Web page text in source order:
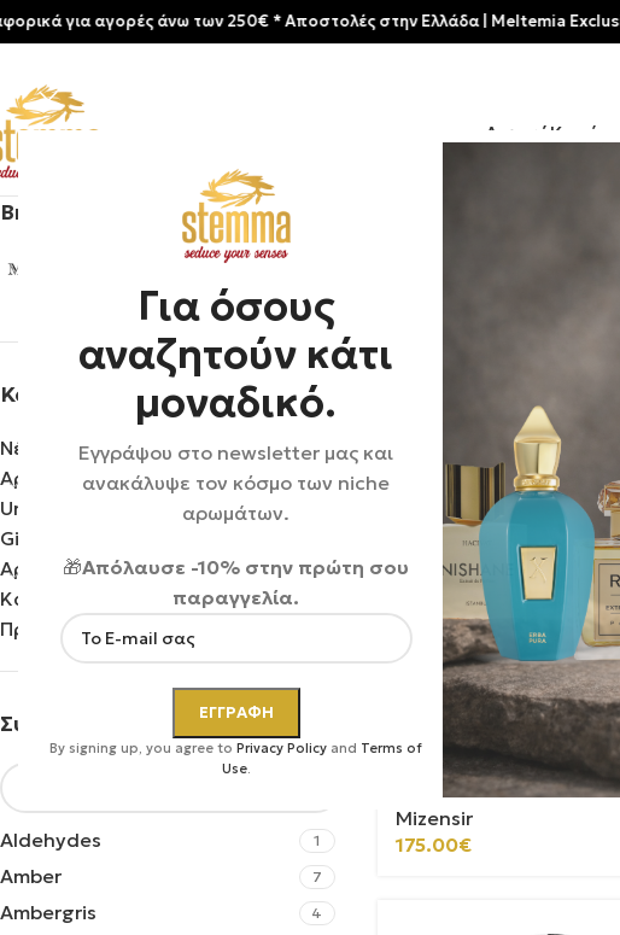
Για όσους
αναζητούν κάτι
μοναδικό.
Εγγράψου στο newsletter μας και
ανακάλυψε τον κόσμο των niche
αρωμάτων.
🎁Απόλαυσε -10% στην πρώτη σου
παραγγελία.
By signing up, you agree toPrivacy Policy and Terms of
Use.
Αρχική
Brands
Κατηγορίες προϊόντων
Νέες Αφίξεις
Αρώματα
Uncategorized
Gift Sets & Travel
Αρώματα Χώρου
Καλλυντικά
Προσφορές
Συστατικά
Aldehydes 1
Amber 7
Ambergris 4
Mizensir | Eau de
Travel Set
Αρώματα, Unisex ,
Gift
Travel
Mizensir
175.00€
άνω των 250€ * Aποστολές στην Ελλάδα | Meltemia Exclusive Soon